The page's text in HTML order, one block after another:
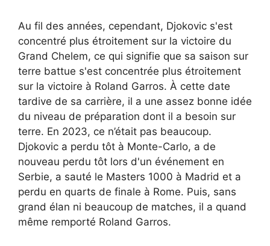
Au fil des années, cependant, Djokovic s'est
concentré plus étroitement sur la victoire du
Grand Chelem, ce qui signifie que sa saison sur
terre battue s'est concentrée plus étroitement
sur la victoire à Roland Garros. À cette date
tardive de sa carrière, il a une assez bonne idée
du niveau de préparation dont il a besoin sur
terre. En 2023, ce n’était pas beaucoup.
Djokovic a perdu tôt à Monte-Carlo, a de
nouveau perdu tôt lors d'un événement en
Serbie, a sauté le Masters 1000 à Madrid et a
perdu en quarts de finale à Rome. Puis, sans
grand élan ni beaucoup de matches, il a quand
même remporté Roland Garros.